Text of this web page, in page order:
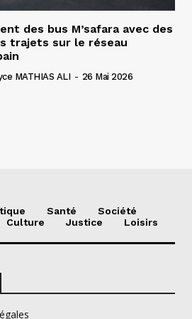
des bus M’safara avec des
trajets sur le réseau
MATHIAS ALI - 26 Mai 2026
Santé
Société
Culture
Justice Loisirs